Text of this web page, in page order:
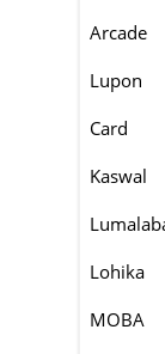
Arcade
Lupon
Card
Kaswal
Lohika
MOBA